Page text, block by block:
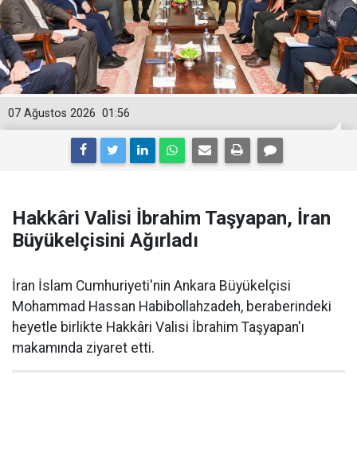
01:56
07 Ağustos 2026
Hakkâri Valisi İbrahim Taşyapan, İran
Büyükelçisini Ağırladı
İran İslam Cumhuriyeti'nin Ankara Büyükelçisi
Mohammad Hassan Habibollahzadeh, beraberindeki
heyetle birlikte Hakkâri Valisi İbrahim Taşyapan'ı
makamında ziyaret etti.